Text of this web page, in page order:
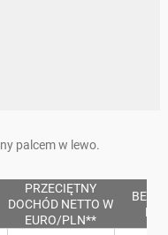
palcem w lewo.
PRZECIĘTNY
DOCHÓD NETTO W
EURO/PLN**